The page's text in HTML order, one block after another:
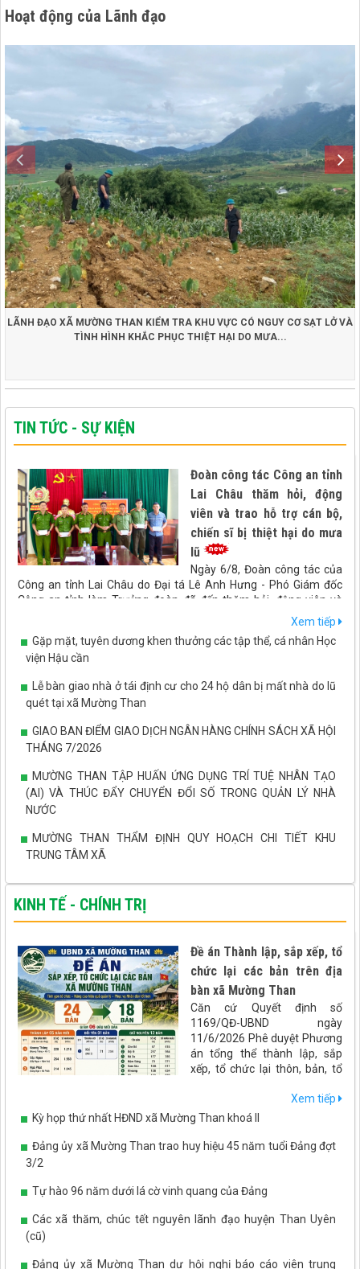
Hoạt động của Lãnh đạo
LÃNH ĐẠO XÃ MƯỜNG THAN KIỂM TRA KHU VỰC CÓ NGUY CƠ SẠT LỞ VÀ
TÌNH HÌNH KHẮC PHỤC THIỆT HẠI DO MƯA...
TIN TỨC - SỰ KIỆN
Đoàn công tác Công an tỉnh
Lai Châu thăm hỏi, động
viên và trao hỗ trợ cán bộ,
chiến sĩ bị thiệt hại do mưa
lũ
Ngày 6/8, Đoàn công tác của
Công an tỉnh Lai Châu do Đại tá Lê Anh Hưng - Phó Giám đốc
Công an tỉnh làm Trưởng đoàn đã đến thăm hỏi, động viên và
trao kinh phí hỗ trợ cho các cán bộ, chiến sĩ Công an bị thiệt hại
Xem tiếp
Gặp mặt, tuyên dương khen thưởng các tập thể, cá nhân Học
viện Hậu cần
Lễ bàn giao nhà ở tái định cư cho 24 hộ dân bị mất nhà do lũ
quét tại xã Mường Than
GIAO BAN ĐIỂM GIAO DỊCH NGÂN HÀNG CHÍNH SÁCH XÃ HỘI
THÁNG 7/2026
MƯỜNG THAN TẬP HUẤN ỨNG DỤNG TRÍ TUỆ NHÂN TẠO
(AI) VÀ THÚC ĐẨY CHUYỂN ĐỔI SỐ TRONG QUẢN LÝ NHÀ
NƯỚC
MƯỜNG THAN THẨM ĐỊNH QUY HOẠCH CHI TIẾT KHU
TRUNG TÂM XÃ
Xã Mường Than triển khai mô hình ứng dụng máy cấy trong
thâm canh lúa thuần VAAS16
KINH TẾ - CHÍNH TRỊ
Đề án Thành lập, sắp xếp, tổ
chức lại các bản trên địa
bàn xã Mường Than
Căn cứ Quyết định số
1169/QĐ-UBND ngày
11/6/2026 Phê duyệt Phương
án tổng thể thành lập, sắp
xếp, tổ chức lại thôn, bản, tổ
Châu. UBND xã Mường Than
xây dựng đề án Sáp nhập bản
như sau:
Xem tiếp
Kỳ họp thứ nhất HĐND xã Mường Than khoá II
Đảng ủy xã Mường Than trao huy hiệu 45 năm tuổi Đảng đợt
3/2
Tự hào 96 năm dưới lá cờ vinh quang của Đảng
Các xã thăm, chúc tết nguyên lãnh đạo huyện Than Uyên
(cũ)
Đảng ủy xã Mường Than dự hội nghị báo cáo viên trung